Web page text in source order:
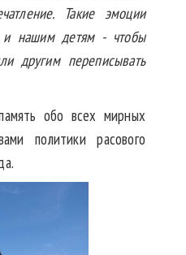
Такие эмоции
нашим детям - чтобы
другим переписывать
обо всех мирных
политики расового